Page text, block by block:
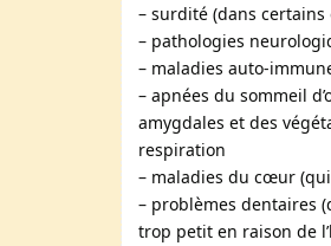
– surdité (dans certains
– pathologies
– maladies auto-
– apnées du sommeil
amygdales et des
respiration
– maladies du cœur
– problèmes dentaires
trop petit en raison de